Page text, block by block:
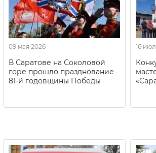
09 мая 2026
В Саратове на Соколовой
горе прошло празднование
81-й годовщины Победы
16